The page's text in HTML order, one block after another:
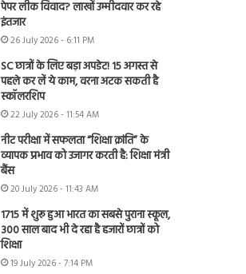
पेपर लीक विवाद? लाखों उम्मीदवार कर रहे
इंतजार
26 July 2026 - 6:11 PM
SC छात्रों के लिए बड़ा अपडेट! 15 अगस्त से
पहले कर लें ये काम, वरना अटक सकती है
स्कॉलरशिप
22 July 2026 - 11:54 AM
नीट परीक्षा में सफलता “शिक्षा क्रांति” के
व्यापक प्रभाव को उजागर करती है: शिक्षा मंत्री
बैंस
20 July 2026 - 11:43 AM
1715 में शुरू हुआ भारत का सबसे पुराना स्कूल,
300 साल बाद भी दे रहा है हजारों छात्रों को
शिक्षा
19 July 2026 - 7:14 PM